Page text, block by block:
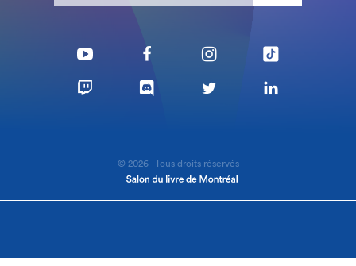
© 2026 - Tous droits réservés